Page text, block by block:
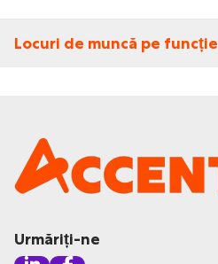
Locuri de muncă pe funcție
Urmăriți-ne